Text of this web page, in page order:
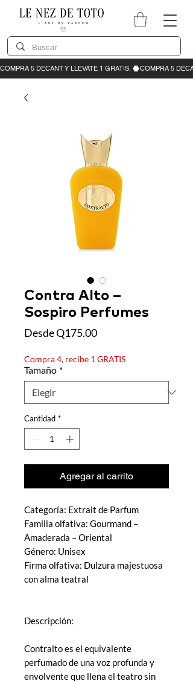
Contra Alto –
Sospiro Perfumes
DesdeQ175.00Precio de oferta
Compra 4, recibe 1 GRATIS
Tamaño *
Cantidad *
Agregar al carrito
Categoría: Extrait de Parfum
Familia olfativa: Gourmand –
Amaderada – Oriental
Género: Unisex
Firma olfativa: Dulzura majestuosa
con alma teatral
Descripción:
Contralto es el equivalente
perfumado de una voz profunda y
envolvente que llena el teatro sin